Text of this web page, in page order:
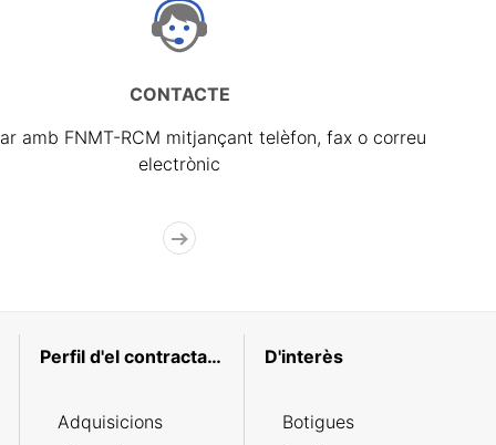
CONTACTE
amb FNMT-RCM mitjançant telèfon, fax o correu
electrònic
Perfil d'el contractant
Adquisicions
D'interès
Botigues